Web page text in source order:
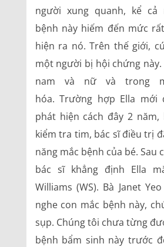
người xung quanh, kể cả
bệnh này hiếm đến mức
hiện ra nó. Trên thế giới,
một người bị hội chứng này.
nam và nữ và trong
hóa. Trường hợp Ella mới
phát hiện cách đây 2
kiểm tra tim, bác sĩ điều trị
năng mắc bệnh của bé. Sau
bác sĩ khẳng định Ella
Williams (WS). Bà Janet
nghe con mắc bệnh này,
sụp. Chúng tôi chưa từng
bệnh bẩm sinh này trước